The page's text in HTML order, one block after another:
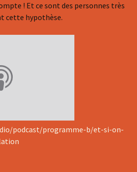
! Et ce sont des personnes très
cette hypothèse.
podcast/programme-b/et-si-on-